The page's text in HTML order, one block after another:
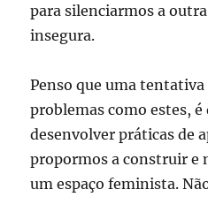
para silenciarmos a
insegura.
Penso que uma
problemas como estes, é
desenvolver práticas de
propormos a construir e
um espaço feminista.